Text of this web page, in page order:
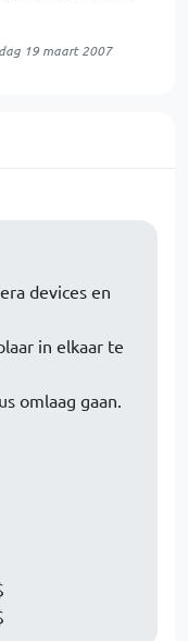
19 maart 2007
devices en
in elkaar te
omlaag gaan.